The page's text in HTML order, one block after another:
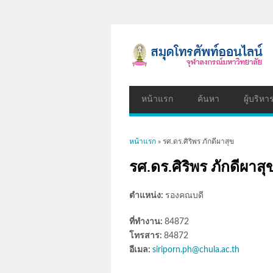
หน้าแรก ค้นหา ผู้บริหาร
คุณอยู่ที่นี่
หน้าแรก » รศ.ดร.ศิริพร ภักดีผาสุข
รศ.ดร.ศิริพร ภักดีผาสุ
ตำแหน่ง: รองคณบดี
ที่ทำงาน: 84872
โทรสาร: 84872
อีเมล: siriporn.ph@chula.ac.th